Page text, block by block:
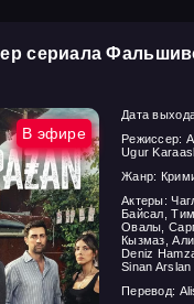
сериала
В эфире
Дата
Режиссер:
Ugur
Жанр:
Актеры:
Байсал,
Овалы,
Кызмаз,
Deniz
Sinan Arslan
Перевод: